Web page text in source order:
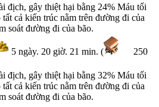
địch, gây thiệt hại bằng 24% Máu tối
cả kiến trúc nằm trên đường đi của
soát đường đi của bão.
5 ngày. 20 giờ. 21 min. (
250
địch, gây thiệt hại bằng 32% Máu tối
cả kiến trúc nằm trên đường đi của
soát đường đi của bão.